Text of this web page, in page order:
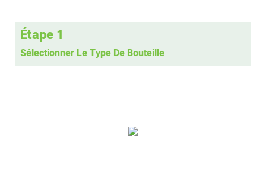
Étape 1
Sélectionner Le Type De Bouteille